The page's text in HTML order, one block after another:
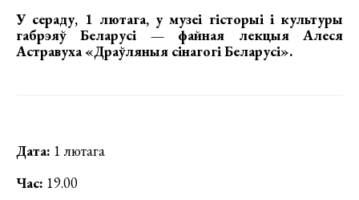
У сераду, 1 лютага, у музеі гісторыі і культуры
габрэяў Беларусі — файная лекцыя Алеся
Астравуха «Драўляныя сінагогі Беларусі».
Дата: 1 лютага
Час: 19.00